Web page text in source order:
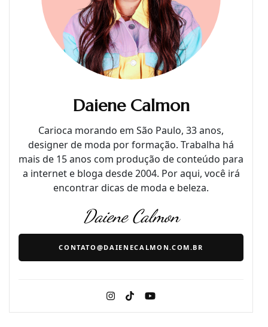
Daiene Calmon
Carioca morando em São Paulo, 33 anos,
designer de moda por formação. Trabalha há
mais de 15 anos com produção de conteúdo para
a internet e bloga desde 2004. Por aqui, você irá
encontrar dicas de moda e beleza.
Daiene Calmon
CONTATO@DAIENECALMON.COM.BR